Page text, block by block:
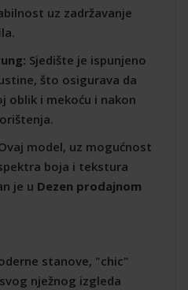
uz zadržavanje
Sjedište je ispunjeno
što osigurava da
oblik i mekoću i nakon
model, uz mogućnost
boja i tekstura
je u Dezen prodajnom
stanove, "chic"
nježnog izgleda